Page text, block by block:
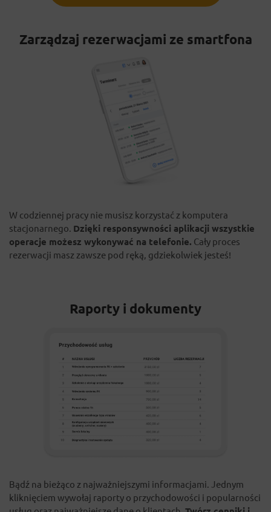
Zarządzaj rezerwacjami ze smartfona
W codziennej pracy nie musisz korzystać z komputera
stacjonarnego. Dzięki responsywności aplikacji wszystkie
operacje możesz wykonywać na telefonie. Cały proces
rezerwacji masz zawsze pod ręką, gdziekolwiek jesteś!
Raporty i dokumenty
Bądź na bieżąco z najważniejszymi informacjami. Jednym
kliknięciem wywołaj raporty o przychodowości i popularności